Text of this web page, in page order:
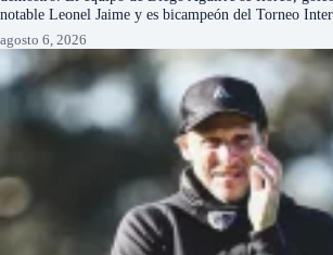
notable Leonel Jaime y es bicampeón del Torneo
agosto 6, 2026